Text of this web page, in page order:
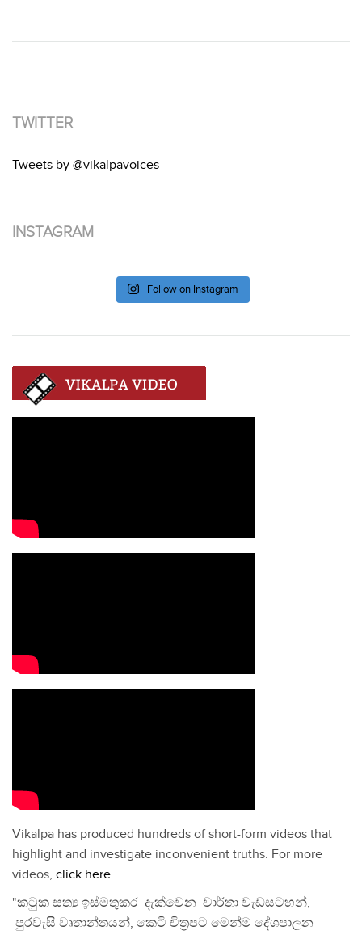
TWITTER
Tweets by @vikalpavoices
INSTAGRAM
Follow on Instagram
Vikalpa has produced hundreds of short-form videos that
highlight and investigate inconvenient truths. For more
videos, click here.
"කටුක සත්‍ය ඉස්මතුකර දැක්වෙන වාර්තා වැඩසටහන්,
පුරවැසි වෘතාන්තයන්, කෙටි චිත්‍රපට මෙන්ම දේශපාලන